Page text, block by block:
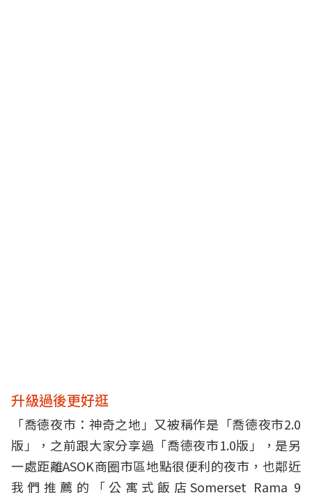
升級過後更好逛
「喬德夜市：神奇之地」又被稱作是「喬德夜市2.0
版」，之前跟大家分享過「喬德夜市1.0版」，是另
一處距離ASOK商圈市區地點很便利的夜市，也鄰近
我們推薦的「公寓式飯店Somerset Rama 9